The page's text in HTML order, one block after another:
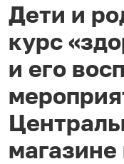
Дети и
курс
и его